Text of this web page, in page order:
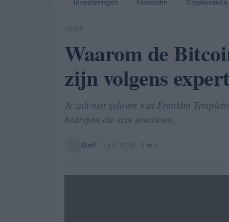
Investeringen Financiën Cryptovaluta
NEWS
Waarom de
zijn volgens
Je zult niet geloven wat Franklin
bedrijven die erin investeren.
Staff 3 juli 2025 · 3 min